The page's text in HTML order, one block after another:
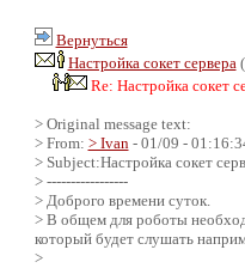
Вернуться
Настройка сокет сервера
Re: Настройка сокет
> Original message text:
> From: > Ivan - 01/09 -
> Subject:Настройка сокет
> -----------------
> Доброго времени суток.
> В общем для роботы
который будет слушать
>